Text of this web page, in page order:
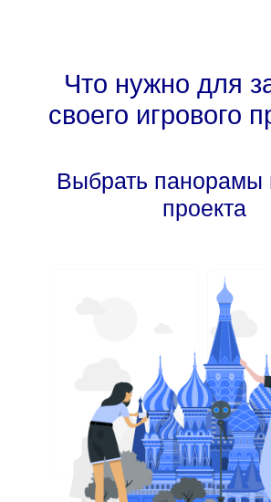
Что нужно для
своего игрового
Выбрать панорамы
проекта